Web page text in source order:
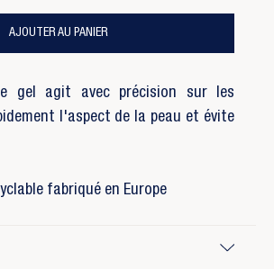
AJOUTER AU PANIER
gel agit avec précision sur les
l'aspect de la peau et évite
fabriqué en Europe